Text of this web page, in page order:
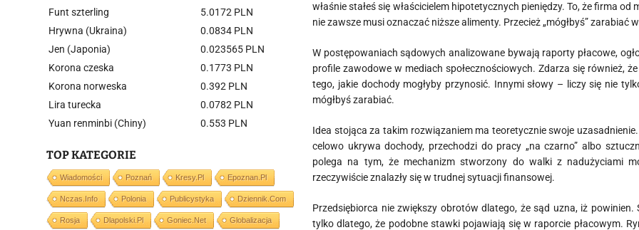
właśnie stałeś się właścicielem hipotetycznych pieniędzy. To, że firma
nie zawsze musi oznaczać niższe alimenty. Przecież „mógłbyś” zarabiać
W postępowaniach sądowych analizowane bywają raporty płacowe,
profile zawodowe w mediach społecznościowych. Zdarza się również,
tego, jakie dochody mogłyby przynosić. Innymi słowy – liczy się nie
mógłbyś zarabiać.
Idea stojąca za takim rozwiązaniem ma teoretycznie swoje
celowo ukrywa dochody, przechodzi do pracy „na czarno” albo
polega na tym, że mechanizm stworzony do walki z nadużyciami
rzeczywiście znalazły się w trudnej sytuacji finansowej.
Przedsiębiorca nie zwiększy obrotów dlatego, że sąd uzna, iż
tylko dlatego, że podobne stawki pojawiają się w raporcie płacowym.
Funt szterling
5.0172 PLN
Hrywna (Ukraina)
0.0834 PLN
Jen (Japonia)
0.023565 PLN
Korona czeska
0.1773 PLN
Korona norweska
0.392 PLN
Lira turecka
0.0782 PLN
Yuan renminbi (Chiny)
0.553 PLN
TOP KATEGORIE
Wiadomości Poznań Kresy.pl Epoznan.pl
Nczas.info Polonia Publicystyka Dziennik.com
Rosja Dlapolski.pl Goniec.net Globalizacja